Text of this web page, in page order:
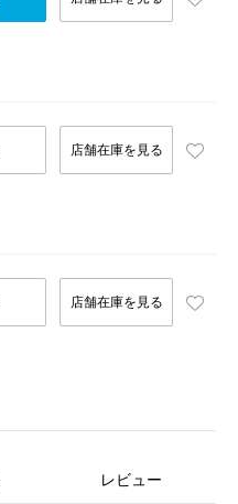
店舗在庫を見る
店舗在庫を見る
レビュー